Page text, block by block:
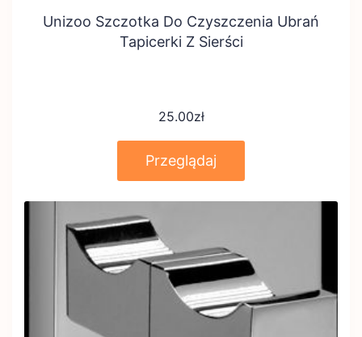
Unizoo Szczotka Do Czyszczenia Ubrań
Tapicerki Z Sierści
25.00zł
Przeglądaj